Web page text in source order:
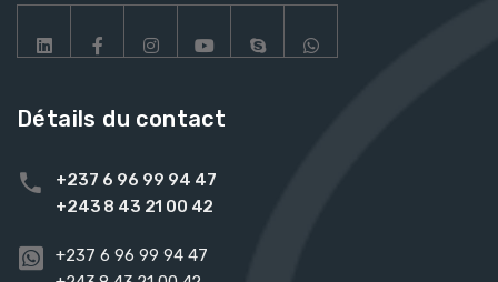
Détails du contact
+237 6 96 99 94 47
+243 8 43 21 00 42
+237 6 96 99 94 47